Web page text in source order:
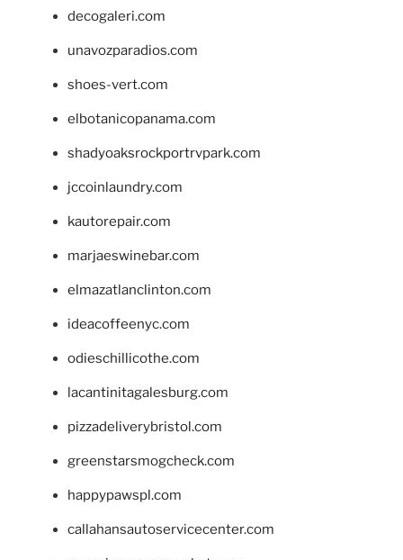
decogaleri.com
unavozparadios.com
shoes-vert.com
elbotanicopanama.com
shadyoaksrockportrvpark.com
jccoinlaundry.com
kautorepair.com
marjaeswinebar.com
elmazatlanclinton.com
ideacoffeenyc.com
odieschillicothe.com
lacantinitagalesburg.com
pizzadeliverybristol.com
greenstarsmogcheck.com
happypawspl.com
callahansautoservicecenter.com